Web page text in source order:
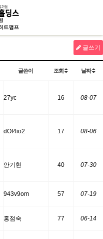
글쓰기
글쓴이 조회 날짜
27yc 16 08-07
dOf4io2 17 08-06
안기현 40 07-30
943v9om 57 07-19
홍점숙 77 06-14